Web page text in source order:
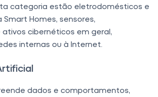
categoria estão eletrodomésticos e
Homes, sensores,
cibernéticos em geral,
internas ou à Internet.
dados e comportamentos,